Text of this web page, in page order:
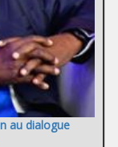
au dialogue